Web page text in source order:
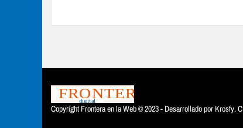
Copyright Frontera en la Web © 2023 - Desarrollado por Krosfy.